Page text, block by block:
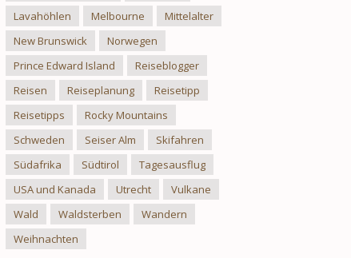
Lavahöhlen
Melbourne
Mittelalter
New Brunswick
Norwegen
Prince Edward Island
Reiseblogger
Reisen
Reiseplanung
Reisetipp
Reisetipps
Rocky Mountains
Schweden
Seiser Alm
Skifahren
Südafrika
Südtirol
Tagesausflug
USA und Kanada
Utrecht
Vulkane
Wald
Waldsterben
Wandern
Weihnachten